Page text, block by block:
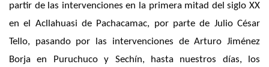
partir de las intervenciones en la primera mitad del siglo XX
en el Acllahuasi de Pachacamac, por parte de Julio César
Tello, pasando por las intervenciones de Arturo Jiménez
Borja en Puruchuco y Sechín, hasta nuestros días, los